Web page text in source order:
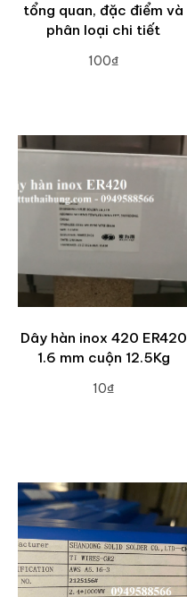
tổng quan, đặc điểm và
phân loại chi tiết
100₫
Dây hàn inox 420 ER420
1.6 mm cuộn 12.5Kg
10₫